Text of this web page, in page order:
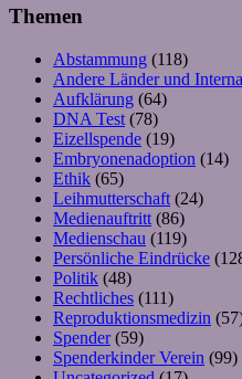
Themen
Abstammung (118)
Andere Länder und
Aufklärung (64)
DNA Test (78)
Eizellspende (19)
Embryonenadoption (14)
Ethik (65)
Leihmutterschaft (24)
Medienauftritt (86)
Medienschau (119)
Persönliche Eindrücke
Politik (48)
Rechtliches (111)
Reproduktionsmedizin
Spender(59)
Spenderkinder Verein (99)